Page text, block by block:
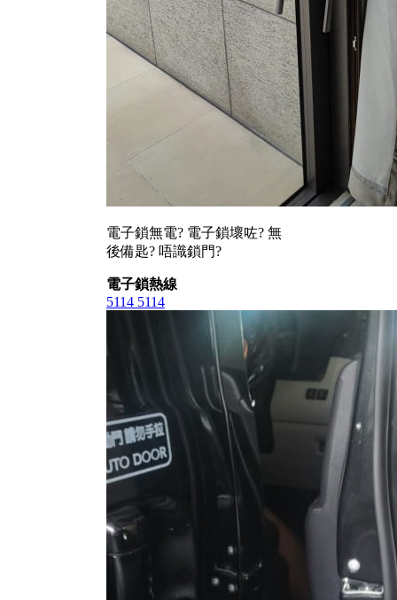
電子鎖無電? 電子鎖壞咗? 無
後備匙? 唔識鎖門?
電子鎖熱線
5114 5114